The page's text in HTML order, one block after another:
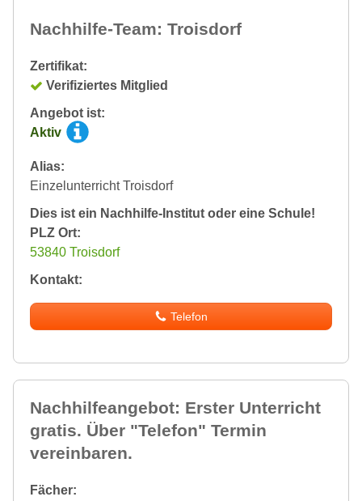
Nachhilfe-Team: Troisdorf
Zertifikat:
Verifiziertes Mitglied
Angebot ist:
Aktiv
Alias:
Einzelunterricht Troisdorf
Dies ist ein Nachhilfe-Institut oder eine Schule!
PLZ Ort:
53840 Troisdorf
Kontakt:
Telefon
Nachhilfeangebot: Erster Unterricht
gratis. Über "Telefon" Termin
vereinbaren.
Fächer: